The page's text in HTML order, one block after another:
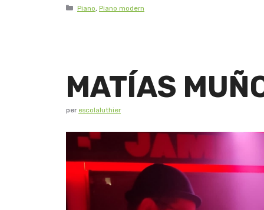
Piano,Piano modern
MATÍAS
per escolaluthier